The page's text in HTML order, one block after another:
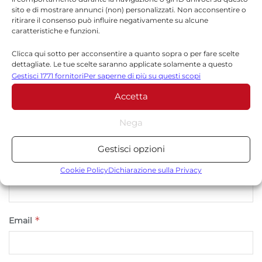
sito e di mostrare annunci (non) personalizzati. Non acconsentire o
ritirare il consenso può influire negativamente su alcune
caratteristiche e funzioni.
Clicca qui sotto per acconsentire a quanto sopra o per fare scelte
dettagliate. Le tue scelte saranno applicate solamente a questo
sito. È possibile modificare le impostazioni in qualsiasi momento,
compreso il ritiro del consenso, utilizzando i pulsanti della Cookie
Policy o cliccando sul pulsante di gestione del consenso nella parte
inferiore dello schermo.
Statistiche
Archiviare informazioni su dispositivo e/o accedervi, Misurare le
prestazioni degli annunci, Misurare le prestazioni dei contenuti,
combinazione di dati provenienti da fonti diverse.
Marketing
dati limitati per la selezione della pubblicità, Creare profili per la
Gestisci 1771 fornitoriPer saperne di più su questi scopi
Accetta
Nega
Gestisci opzioni
Cookie PolicyDichiarazione sulla Privacy
Commento*
Email *